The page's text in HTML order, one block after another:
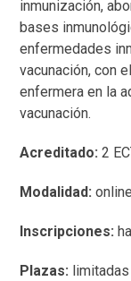
inmunización,
bases
enfermedades
vacunación, con
enfermera en la
vacunación.
Acreditado: 2
Modalidad:
Inscripciones:
Plazas: limitadas